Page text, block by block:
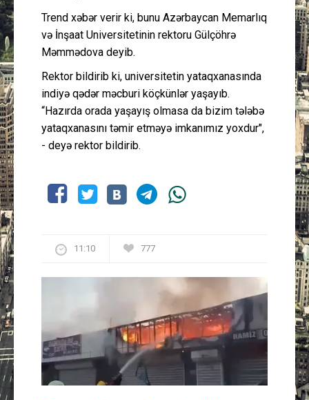
Trend xəbər verir ki, bunu Azərbaycan Memarlıq
və İnşaat Universitetinin rektoru Gülçöhrə
Məmmədova deyib.
Rektor bildirib ki, universitetin yataqxanasında
indiyə qədər məcburi köçkünlər yaşayıb.
“Hazırda orada yaşayış olmasa da bizim tələbə
yataqxanasını təmir etməyə imkanımız yoxdur",
- deyə rektor bildirib.
11:10 777